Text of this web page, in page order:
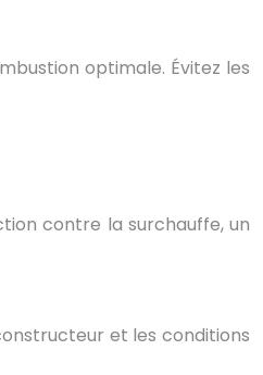
optimale. Évitez les
contre la surchauffe, un
et les conditions